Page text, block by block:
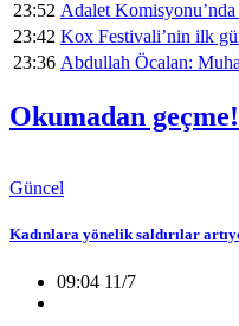
23:52 Adalet Komisyonu’nda
23:42 Kox Festivali’nin ilk
23:36 Abdullah Öcalan:
Okumadan geçme!
Güncel
Kadınlara yönelik saldırılar
09:04 11/7